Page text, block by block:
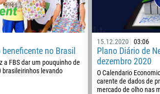
no Brasil
a FBS dar um pouquinho de
brasileirinhos levando
15.12.2020 03:06
Plano Diário de
dezembro 2020
O Calendario
carente de dados de
mercado de olho nas
Ligue de volta